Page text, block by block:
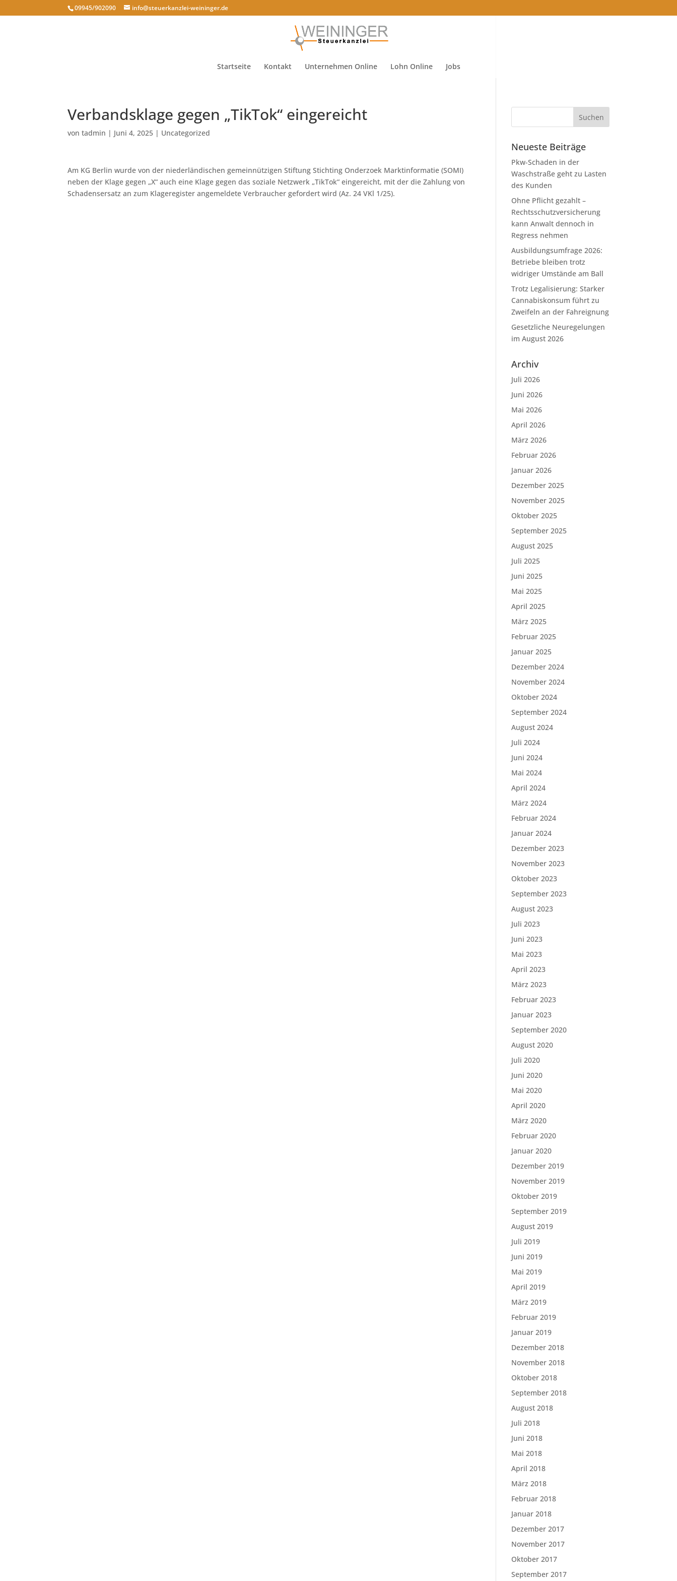
09945/902090 info@steuerkanzlei-weininger.de
Startseite Kontakt Unternehmen Online Lohn Online Jobs
Verbandsklage gegen „TikTok“ eingereicht
vontadmin | Juni 4, 2025 | Uncategorized
Am KG Berlin wurde von der niederländischen gemeinnützigen Stiftung Stichting Onderzoek Marktinformatie (SOMI)
neben der Klage gegen „X“ auch eine Klage gegen das soziale Netzwerk „TikTok“ eingereicht, mit der die Zahlung von
Schadensersatz an zum Klageregister angemeldete Verbraucher gefordert wird (Az. 24 VKl 1/25).
Neueste Beiträge
Pkw-Schaden in der
Waschstraße geht zu Lasten
des Kunden
Ohne Pflicht gezahlt –
Rechtsschutzversicherung
kann Anwalt dennoch in
Regress nehmen
Ausbildungsumfrage 2026:
Betriebe bleiben trotz
widriger Umstände am Ball
Trotz Legalisierung: Starker
Cannabiskonsum führt zu
Zweifeln an der Fahreignung
Gesetzliche Neuregelungen
im August 2026
Archiv
Juli 2026
Juni 2026
Mai 2026
April 2026
März 2026
Februar 2026
Januar 2026
Dezember 2025
November 2025
Oktober 2025
September 2025
August 2025
Juli 2025
Juni 2025
Mai 2025
April 2025
März 2025
Februar 2025
Januar 2025
Dezember 2024
November 2024
Oktober 2024
September 2024
August 2024
Juli 2024
Juni 2024
Mai 2024
April 2024
März 2024
Februar 2024
Januar 2024
Dezember 2023
November 2023
Oktober 2023
September 2023
August 2023
Juli 2023
Juni 2023
Mai 2023
April 2023
März 2023
Februar 2023
Januar 2023
September 2020
August 2020
Juli 2020
Juni 2020
Mai 2020
April 2020
März 2020
Februar 2020
Januar 2020
Dezember 2019
November 2019
Oktober 2019
September 2019
August 2019
Juli 2019
Juni 2019
Mai 2019
April 2019
März 2019
Februar 2019
Januar 2019
Dezember 2018
November 2018
Oktober 2018
September 2018
August 2018
Juli 2018
Juni 2018
Mai 2018
April 2018
März 2018
Februar 2018
Januar 2018
Dezember 2017
November 2017
Oktober 2017
September 2017